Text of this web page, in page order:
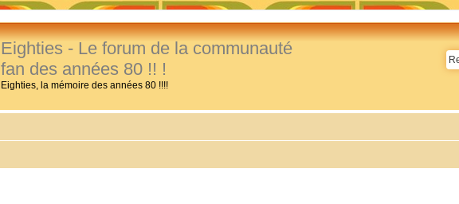
Eighties - Le forum de la communauté
fan des années 80 !! !
Eighties, la mémoire des années 80 !!!!